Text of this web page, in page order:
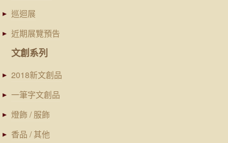
巡迴展
近期展覽預告
文創系列
2018新文創品
一筆字文創品
燈飾 / 服飾
香品 / 其他